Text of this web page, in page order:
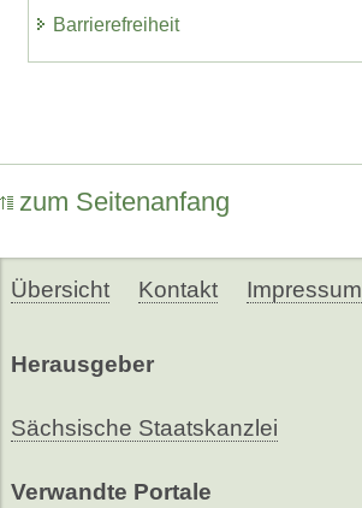
Barrierefreiheit
zum Seitenanfang
Übersicht Kontakt Impressum
Herausgeber
Sächsische Staatskanzlei
Verwandte Portale